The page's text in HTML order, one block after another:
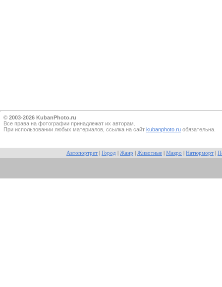
© 2003-2026 KubanPhoto.ru
Все прaва на фотографии принадлежат их авторам.
При использовании любых материалов, ссылка на сайт kubanphoto.ru обязательна.
Автопортрет Город Жанр Животные Макро Натюрморт